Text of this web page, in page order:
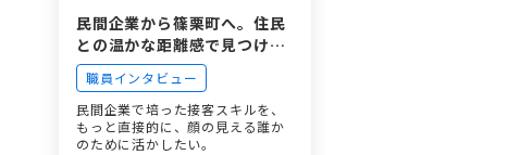
民間企業から篠栗町へ。住民
との温かな距離感で見つけた
「誰かの日常を支える」真の
やりがい
職員インタビュー
民間企業で培った接客スキルを、
もっと直接的に、顔の見える誰か
のために活かしたい。